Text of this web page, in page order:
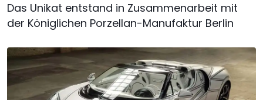
Das Unikat entstand in Zusammenarbeit mit
der Königlichen Porzellan-Manufaktur Berlin